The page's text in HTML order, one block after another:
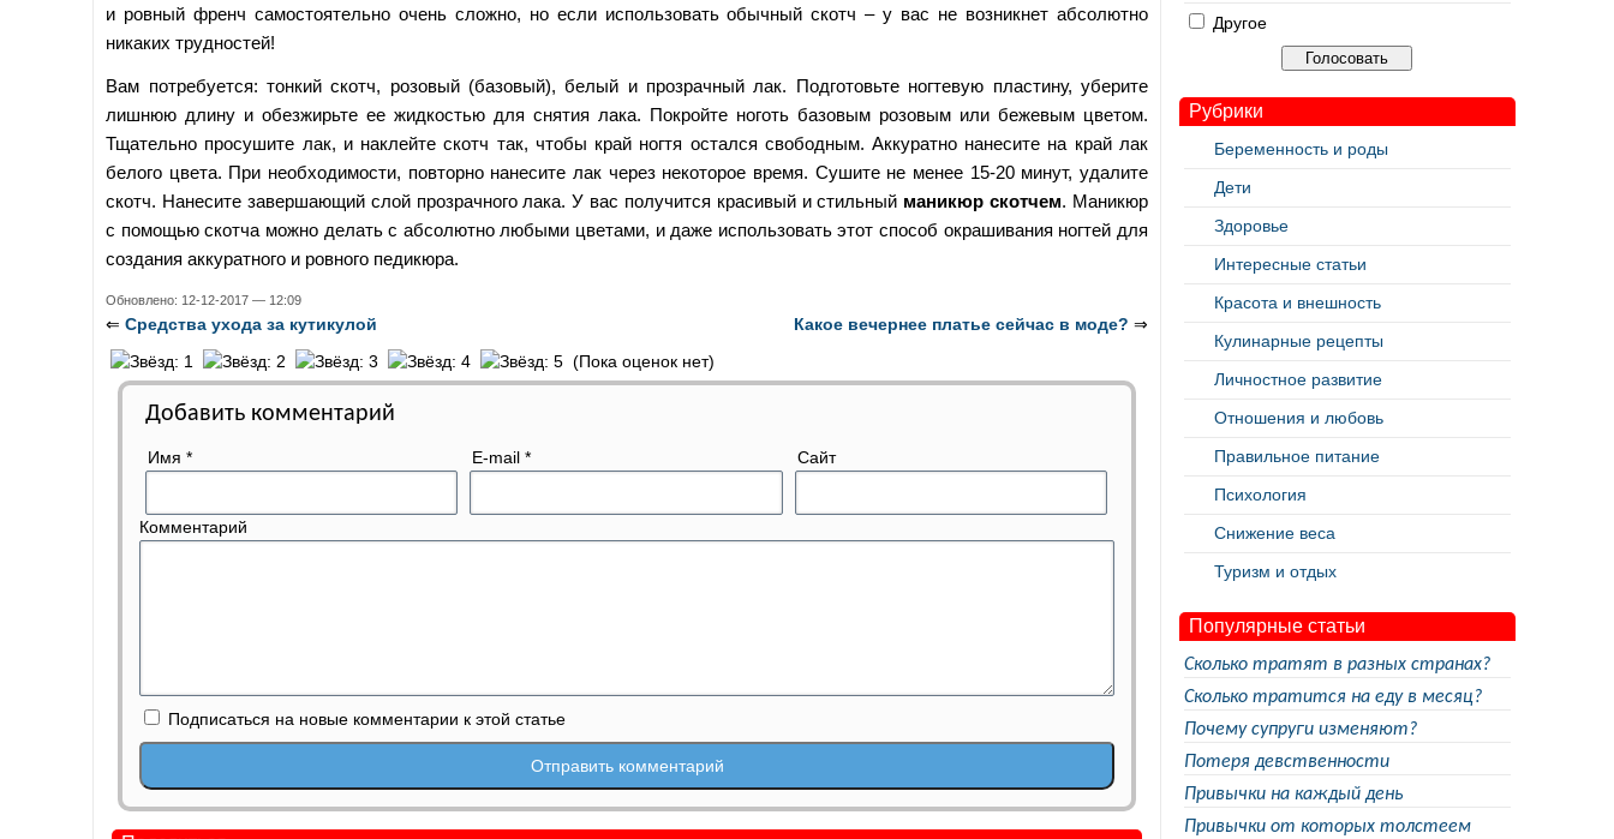
и ровный френч самостоятельно очень сложно, но если использовать обычный скотч – у вас не возникнет абсолютно
никаких трудностей!
Вам потребуется: тонкий скотч, розовый (базовый), белый и прозрачный лак. Подготовьте ногтевую пластину, уберите
лишнюю длину и обезжирьте ее жидкостью для снятия лака. Покройте ноготь базовым розовым или бежевым цветом.
Тщательно просушите лак, и наклейте скотч так, чтобы край ногтя остался свободным. Аккуратно нанесите на край лак
белого цвета. При необходимости, повторно нанесите лак через некоторое время. Сушите не менее 15-20 минут, удалите
скотч. Нанесите завершающий слой прозрачного лака. У вас получится красивый и стильный маникюр скотчем. Маникюр
с помощью скотча можно делать с абсолютно любыми цветами, и даже использовать этот способ окрашивания ногтей для
создания аккуратного и ровного педикюра.
Обновлено: 12-12-2017 — 12:09
⇐Средства ухода за кутикулой Какое вечернее платье сейчас в моде? ⇒
(Пока оценок нет)
Добавить комментарий
Имя* E-mail* Сайт
Комментарий
Подписаться на новые комментарии к этой статье
Другое
Рубрики
Беременность и роды
Дети
Здоровье
Интересные статьи
Красота и внешность
Кулинарные рецепты
Личностное развитие
Отношения и любовь
Правильное питание
Психология
Снижение веса
Туризм и отдых
Популярные статьи
Сколько тратят в разных странах?
Сколько тратится на еду в месяц?
Почему супруги изменяют?
Потеря девственности
Привычки на каждый день
Привычки от которых толстеем